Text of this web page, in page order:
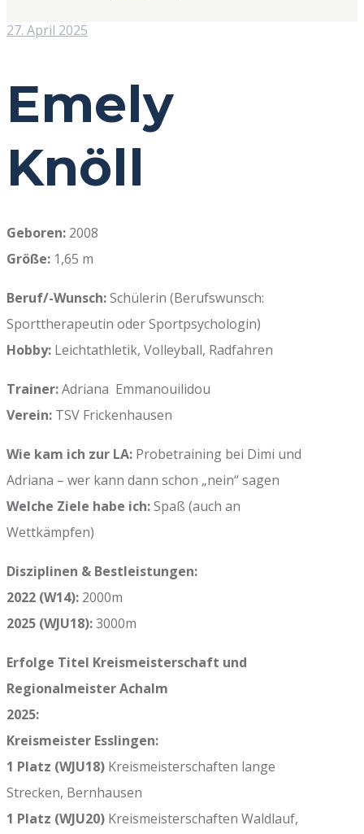
27. April 2025
Emely
Knöll
Geboren: 2008
Größe: 1,65 m
Beruf/-Wunsch:Schülerin (Berufswunsch:
Sporttherapeutin oder Sportpsychologin)
Hobby: Leichtathletik, Volleyball, Radfahren
Trainer:Adriana Emmanouilidou
Verein: TSV Frickenhausen
Wie kam ich zur LA: Probetraining bei Dimi und
Adriana – wer kann dann schon „nein“ sagen
Welche Ziele habe ich:Spaß (auch an
Wettkämpfen)
Disziplinen & Bestleistungen:
2022 (W14): 2000m
2025 (WJU18):3000m
Erfolge Titel Kreismeisterschaft und
Regionalmeister Achalm
2025:
Kreismeister Esslingen:
1 Platz (WJU18) Kreismeisterschaften lange
Strecken, Bernhausen
1 Platz (WJU20) Kreismeisterschaften Waldlauf,